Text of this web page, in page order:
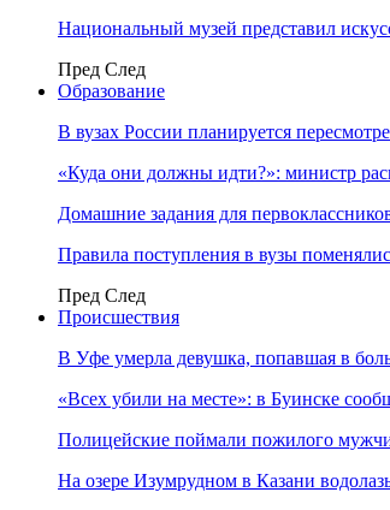
Национальный музей представил
Пред След
Образование
В вузах России планируется
«Куда они должны идти?»: министр
Домашние задания для
Правила поступления в вузы
Пред След
Происшествия
В Уфе умерла девушка, попавшая в
«Всех убили на месте»: в Буинске
Полицейские поймали пожилого
На озере Изумрудном в Казани